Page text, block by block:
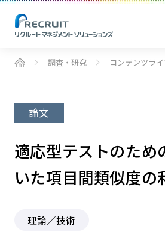
調査・研究 コンテンツラ
論文
適応型テストのため
いた項目間類似度の
理論／技術